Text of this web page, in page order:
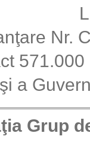
Nr.
a
ţia Grup